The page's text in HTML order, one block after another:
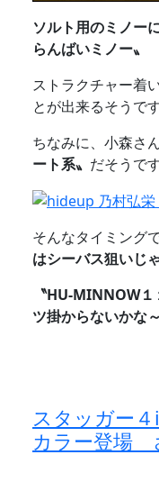
ソルト用のミノー
らんばいミノー〟
ストラクチャー着
とが出来るそうで
ちなみに、小森さ
ート系〟 だそうで
そんなタイミング
はシーバス狙いじ
〝HU-MINNOW
ツ掛からないかな～
スタッガー
カラー登場